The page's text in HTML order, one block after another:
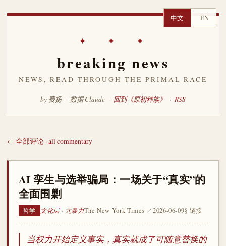
中文 EN
✦ ✦ ✦
breaking news
NEWS, READ THROUGH THE PRIMAL RACE
by 费扬 · 数据 Claude · 回到《原初种族》 · RSS
← 全部评论 · all commentary
AI 孪生与选举骗局：一场关于“真实”的
全面围剿
哲学 文化层 · 元暴力The New York Times ↗2026-06-09§ 链接
当权力开始定义事实，真实就成了可随意替换的